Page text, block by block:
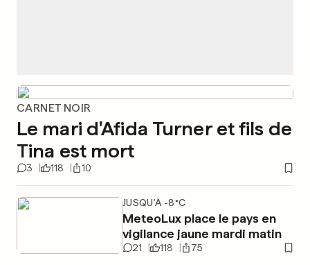
CARNET NOIR
Le mari d'Afida Turner et fils de
Tina est mort
3 118 10
JUSQU'À -8°C
MeteoLux place le pays en
vigilance jaune mardi matin
21 118 75